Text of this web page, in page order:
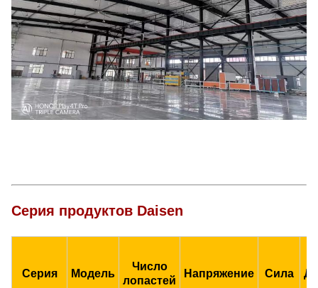
Серия продуктов Daisen
Серия Модель
Число
лопастей
Напряжение Сила